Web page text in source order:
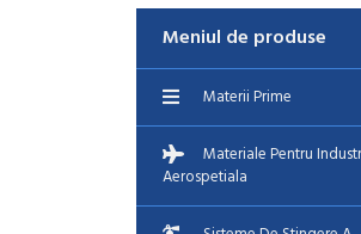
Meniul de produse
Materii Prime
Materiale Pentru
Aerospetiala